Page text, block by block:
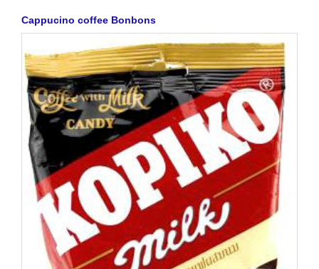
Cappucino coffee Bonbons